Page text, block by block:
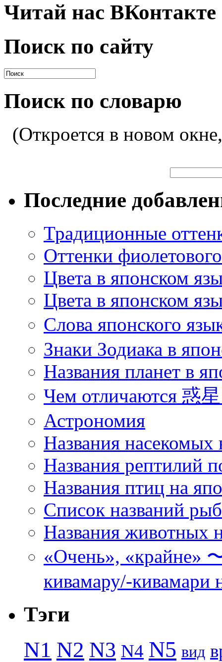
Читай нас ВКонтакте
Поиск по сайту
Поиск по словарю
(Откроется в новом
Последние
Традиционные
Оттенки
Цвета в японском
Цвета в японском
Слова японского
Знаки Зодиака в
Названия планет в
Чем отличаются 惑
Астрономия
Названия насекомых
Названия рептилий
Названия птиц на
Список названий
Названия животных
«Очень», «крайне»
кивамару/-кивамари
Тэги
N1 N2 N3 N4 N5 вид